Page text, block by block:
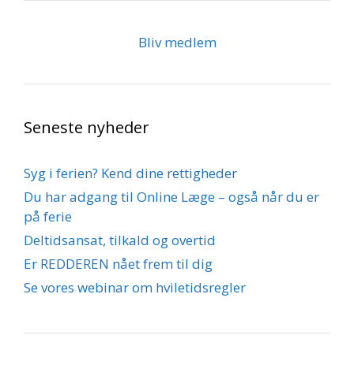
Bliv medlem
Seneste nyheder
Syg i ferien? Kend dine rettigheder
Du har adgang til Online Læge – også når du er
på ferie
Deltidsansat, tilkald og overtid
Er REDDEREN nået frem til dig
Se vores webinar om hviletidsregler